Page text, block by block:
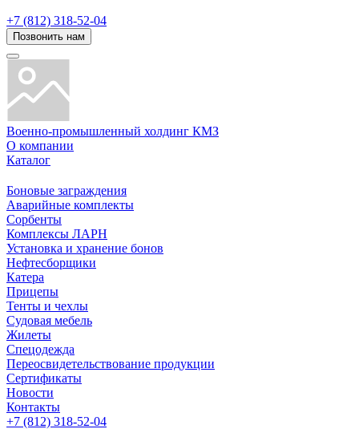
+7 (812) 318-52-04
Позвонить нам
Военно-промышленный холдинг КМЗ
О компании
Каталог
Боновые заграждения
Аварийные комплекты
Сорбенты
Комплексы ЛАРН
Установка и хранение бонов
Нефтесборщики
Катера
Прицепы
Тенты и чехлы
Судовая мебель
Жилеты
Спецодежда
Переосвидетельствование продукции
Сертификаты
Новости
Контакты
+7 (812) 318-52-04